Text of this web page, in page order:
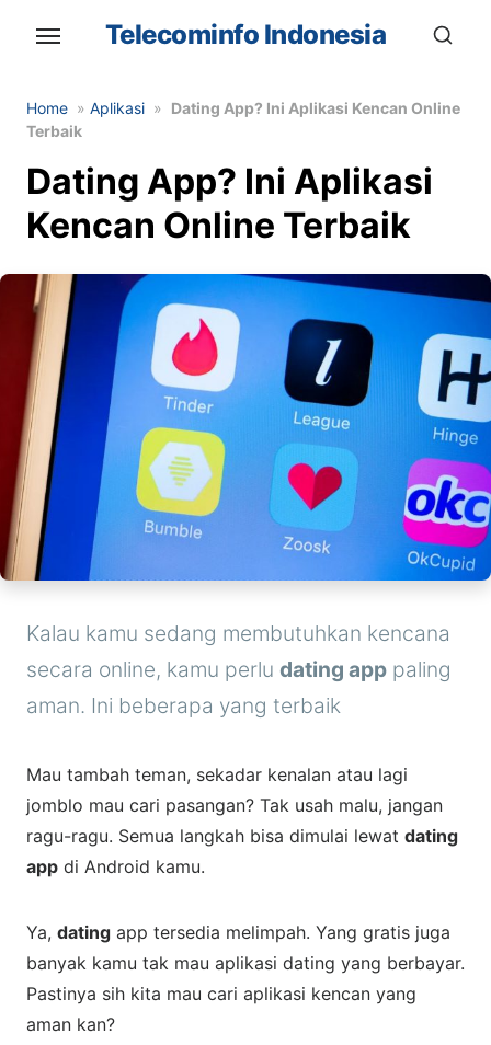
content
Telecominfo Indonesia
Home » Aplikasi » Dating App? Ini Aplikasi Kencan Online
Terbaik
Dating App? Ini Aplikasi
Kencan Online Terbaik
Kalau kamu sedang membutuhkan kencana
secara online, kamu perlu dating app paling
aman. Ini beberapa yang terbaik
Mau tambah teman, sekadar kenalan atau lagi
jomblo mau cari pasangan? Tak usah malu, jangan
ragu-ragu. Semua langkah bisa dimulai lewat dating
app di Android kamu.
Ya, dating app tersedia melimpah. Yang gratis juga
banyak kamu tak mau aplikasi dating yang berbayar.
Pastinya sih kita mau cari aplikasi kencan yang
aman kan?